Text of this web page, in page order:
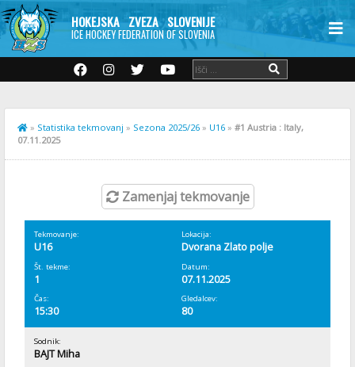
HOKEJSKA ZVEZA SLOVENIJE
ICE HOCKEY FEDERATION OF SLOVENIA
» Statistika tekmovanj » Sezona 2025/26 » U16 » #1 Austria : Italy,
07.11.2025
Zamenjaj tekmovanje
Tekmovanje:
U16
Lokacija:
Dvorana Zlato polje
Št. tekme:
1
Datum:
07.11.2025
Čas:
15:30
Gledalcev:
80
Sodnik:
BAJT Miha